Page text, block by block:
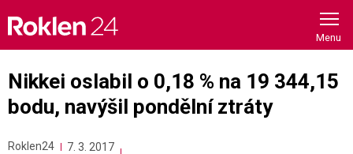
content
Nikkei oslabil o 0,18 % na 19 344,15
bodu, navýšil pondělní ztráty
Roklen24 7. 3. 2017